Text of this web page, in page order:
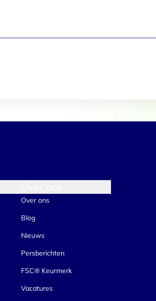
Over ons
Blog
Nieuws
Persberichten
FSC® Keurmerk
Vacatures